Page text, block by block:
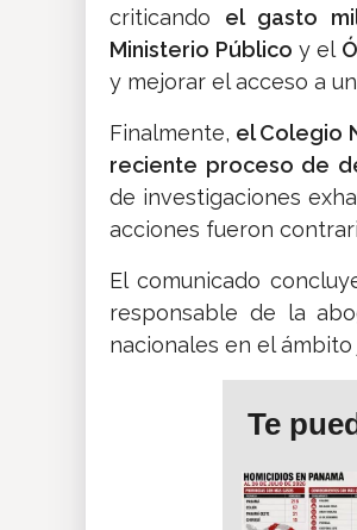
criticando el gasto
Ministerio Público y el
y mejorar el acceso a
Finalmente, el Colegio
reciente proceso de
de investigaciones
acciones fueron
El comunicado
responsable de la
nacionales en el
Te